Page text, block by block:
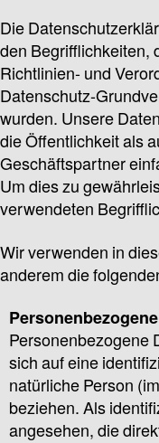
Die
den Begrifflichkeiten,
Richtlinien- und
Datenschutz-
wurden. Unsere
die Öffentlichkeit als
Geschäftspartner
Um dies zu
verwendeten
Wir verwenden in
anderem die
Personenbezogene
sich auf eine
natürliche Person
beziehen. Als
angesehen, die